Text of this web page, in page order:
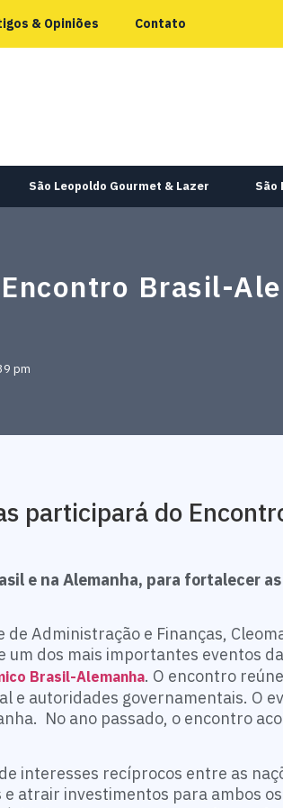
& Opiniões Contato
São Leopoldo Gourmet & Lazer São
Brasil-
pm
participará do
e na Alemanha, para fortalecer as
Administração e Finanças,
um dos mais importantes eventos da
Brasil-Alemanha. O encontro
e autoridades governamentais. O
No ano passado, o encontro
interesses recíprocos entre as
atrair investimentos para ambos